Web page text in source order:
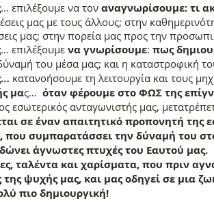
… επιλέξουμε να τον αναγνωρίσουμε:τι
μας με τους άλλους; στην
μας; στην πορεία μας προς την
… επιλέξουμε να γνωρίσουμε: πως
του μέσα μας; και η καταστροφική
κατανοήσουμε τη λειτουργία και τους
μας… όταν φέρουμε στο ΦΩΣ της
εσωτερικός ανταγωνιστής μας,
σε έναν απαιτητικό προπονητή της
που συμπαρατάσσει την δύναμή του
άγνωστες πτυχές του Εαυτού μας.
ταλέντα και χαρίσματα, που πριν
ψυχής μας, και μας οδηγεί σε μια
πιο δημιουργική!